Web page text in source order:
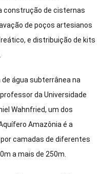
construção de cisternas
de poços artesianos
e distribuição de kits
água subterrânea na
da Universidade
Wahnfried, um dos
Amazônia é a
camadas de diferentes
a mais de 250m.